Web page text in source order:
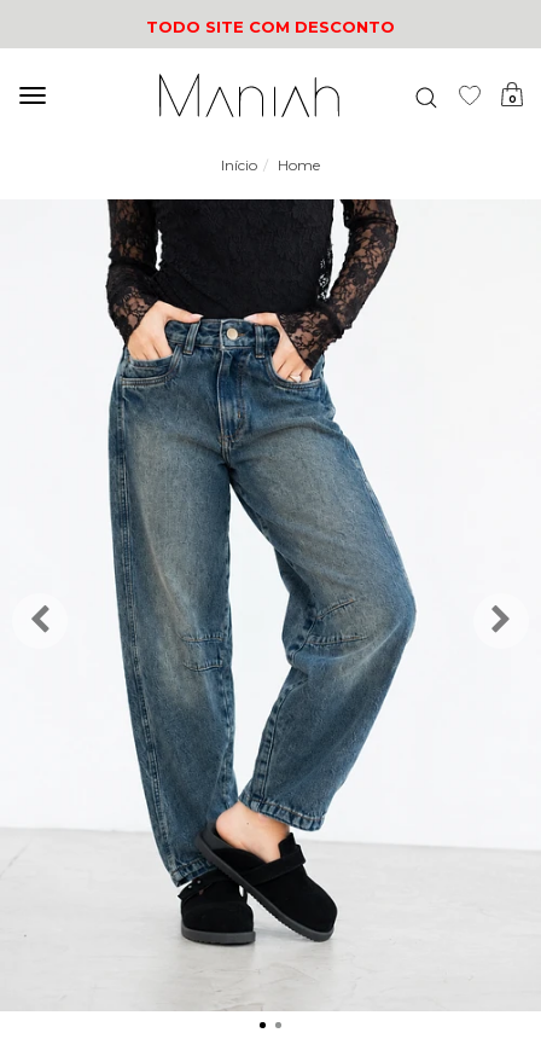
TODO SITE COM DESCONTO
0
Início Home